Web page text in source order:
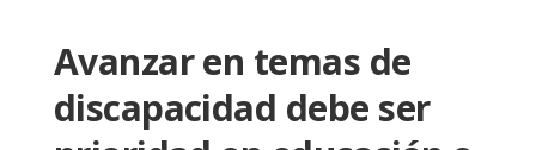
Avanzar en temas de
discapacidad debe ser